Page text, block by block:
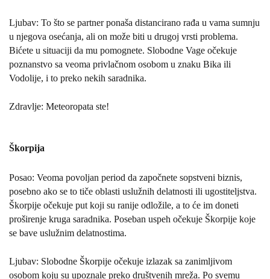
Ljubav: To što se partner ponaša distancirano rađa u vama sumnju
u njegova osećanja, ali on može biti u drugoj vrsti problema.
Bićete u situaciji da mu pomognete. Slobodne Vage očekuje
poznanstvo sa veoma privlačnom osobom u znaku Bika ili
Vodolije, i to preko nekih saradnika.
Zdravlje: Meteoropata ste!
Škorpija
Posao: Veoma povoljan period da započnete sopstveni biznis,
posebno ako se to tiče oblasti uslužnih delatnosti ili ugostiteljstva.
Škorpije očekuje put koji su ranije odložile, a to će im doneti
proširenje kruga saradnika. Poseban uspeh očekuje Škorpije koje
se bave uslužnim delatnostima.
Ljubav: Slobodne Škorpije očekuje izlazak sa zanimljivom
osobom koju su upoznale preko društvenih mreža. Po svemu